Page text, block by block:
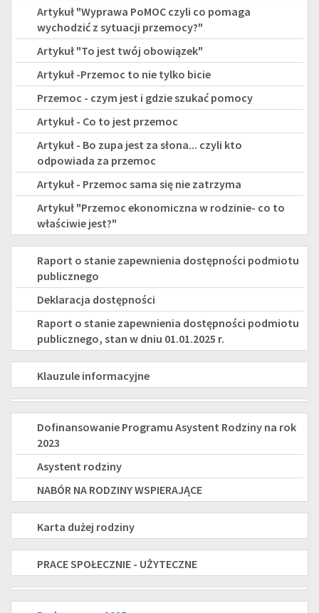
Artykuł "Wyprawa PoMOC czyli co pomaga
wychodzić z sytuacji przemocy?"
Artykuł "To jest twój obowiązek"
Artykuł -Przemoc to nie tylko bicie
Przemoc - czym jest i gdzie szukać pomocy
Artykuł - Co to jest przemoc
Artykuł - Bo zupa jest za słona... czyli kto
odpowiada za przemoc
Artykuł - Przemoc sama się nie zatrzyma
Artykuł "Przemoc ekonomiczna w rodzinie- co to
właściwie jest?"
DEKLARACJA
DOSTĘPNOŚCI
Raport o stanie zapewnienia dostępności podmiotu
publicznego
Deklaracja dostępności
Raport o stanie zapewnienia dostępności podmiotu
publicznego, stan w dniu 01.01.2025 r.
KLAUZULE
INFORMACYJNE
Klauzule informacyjne
PROJEKTY
ASYSTENT
RODZINY
Dofinansowanie Programu Asystent Rodziny na rok
2023
Asystent rodziny
NABÓR NA RODZINY WSPIERAJĄCE
KARTA
DUŻEJ
RODZINY
Karta dużej rodziny
PRACE
SPOŁECZNIE-
PRACE SPOŁECZNIE - UŻYTECZNE
Świadczenie